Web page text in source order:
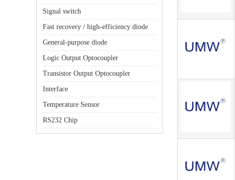
Signal switch
Fast recovery / high-efficiency diode
General-purpose diode
Logic Output Optocoupler
Transistor Output Optocoupler
Interface
Temperature Sensor
RS232 Chip